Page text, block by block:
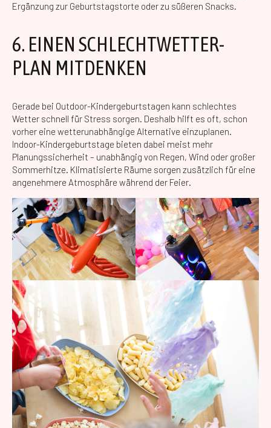
Ergänzung zur Geburtstagstorte oder zu süßeren Snacks.
6. EINEN SCHLECHTWETTER-
PLAN MITDENKEN
Gerade bei Outdoor-Kindergeburtstagen kann schlechtes
Wetter schnell für Stress sorgen. Deshalb hilft es oft, schon
vorher eine wetterunabhängige Alternative einzuplanen.
Indoor-Kindergeburtstage bieten dabei meist mehr
Planungssicherheit – unabhängig von Regen, Wind oder großer
Sommerhitze. Klimatisierte Räume sorgen zusätzlich für eine
angenehmere Atmosphäre während der Feier.